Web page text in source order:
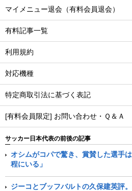
マイメニュー退会（有料会員退会）
有料記事一覧
利用規約
対応機種
特定商取引法に基づく表記
[有料会員限定] お問い合わせ・Ｑ＆Ａ
サッカー日本代表の前後の記事
オシムがコパで驚き、賞賛した選手
程にいる」
ジーコとブッフバルトの久保建英評